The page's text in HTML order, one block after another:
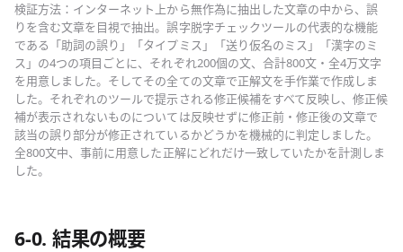
検証方法：インターネット上から無作為に抽出した文章の中から、誤
りを含む文章を目視で抽出。誤字脱字チェックツールの代表的な機能
である「助詞の誤り」「タイプミス」「送り仮名のミス」「漢字のミ
ス」の4つの項目ごとに、それぞれ200個の文、合計800文・全4万文字
を用意しました。そしてその全ての文章で正解文を手作業で作成しま
した。それぞれのツールで提示される修正候補をすべて反映し、修正候
補が表示されないものについては反映せずに修正前・修正後の文章で
該当の誤り部分が修正されているかどうかを機械的に判定しました。
全800文中、事前に用意した正解にどれだけ一致していたかを計測しま
した。
6-0. 結果の概要